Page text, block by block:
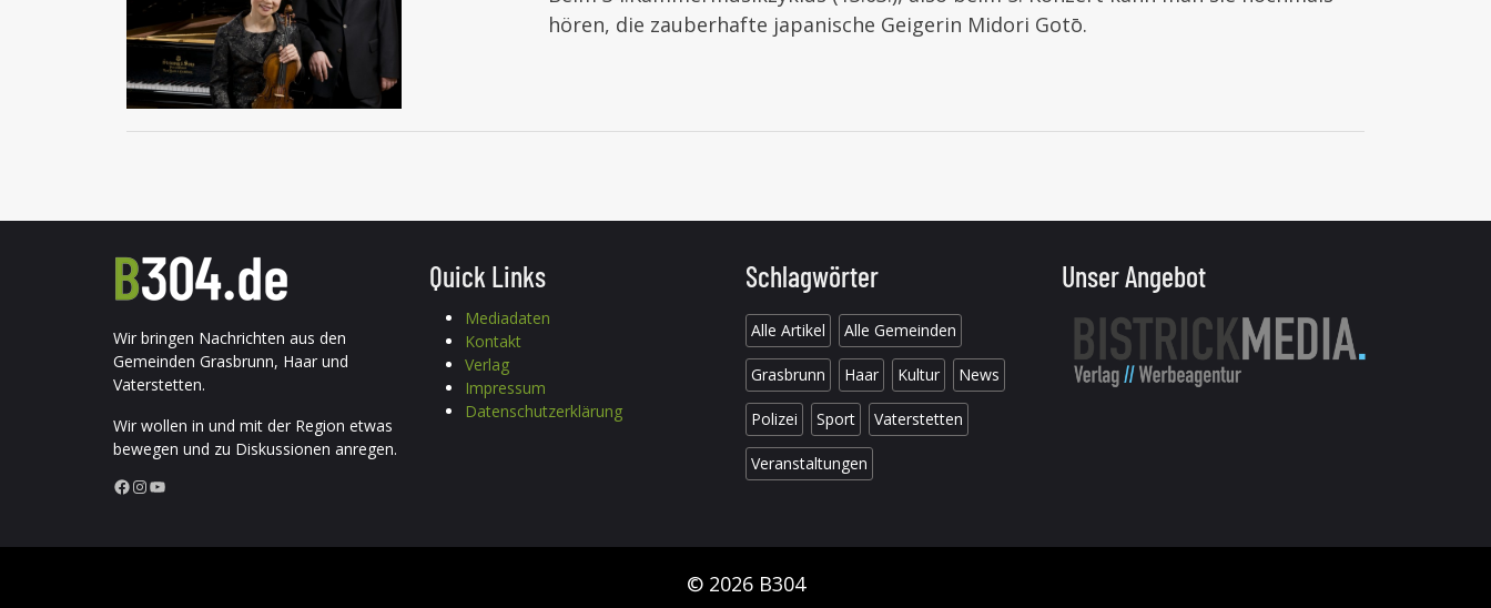
hören, die zauberhafte japanische Geigerin Midori Gotō.
Wir bringen Nachrichten aus den
Gemeinden Grasbrunn, Haar und
Vaterstetten.
Wir wollen in und mit der Region etwas
bewegen und zu Diskussionen anregen.
Facebook InstagramYouTube
Quick Links
Mediadaten
Kontakt
Verlag
Impressum
Datenschutzerklärung
Schlagwörter
Alle Artikel Alle Gemeinden
Grasbrunn Haar Kultur News
Polizei Sport Vaterstetten
Veranstaltungen
Unser Angebot
© 2026 B304